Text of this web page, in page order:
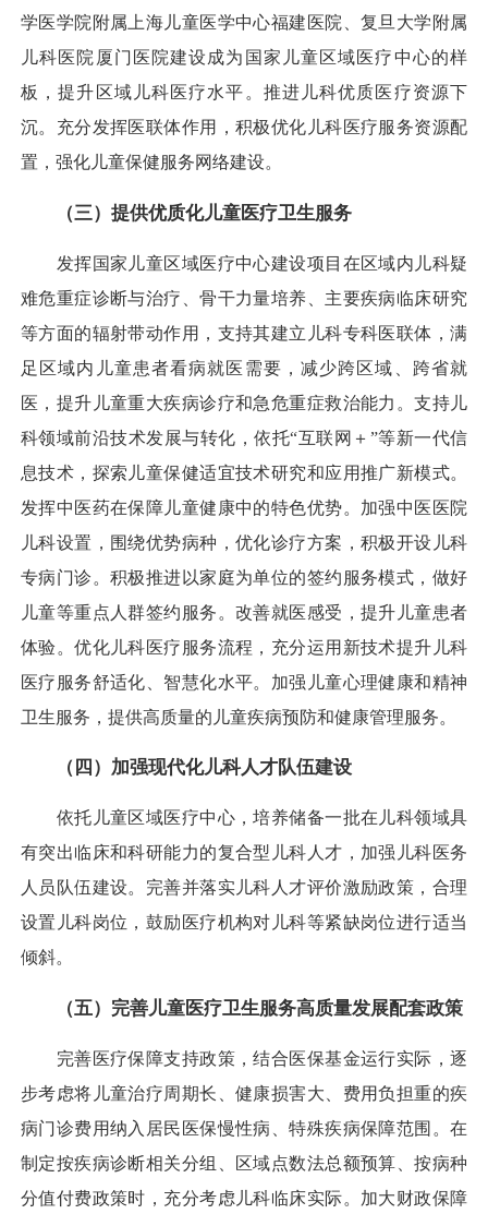
学医学院附属上海儿童医学中心福建医院、复旦大学附属
儿科医院厦门医院建设成为国家儿童区域医疗中心的样
板，提升区域儿科医疗水平。推进儿科优质医疗资源下
沉。充分发挥医联体作用，积极优化儿科医疗服务资源配
置，强化儿童保健服务网络建设。
（三）提供优质化儿童医疗卫生服务
发挥国家儿童区域医疗中心建设项目在区域内儿科疑
难危重症诊断与治疗、骨干力量培养、主要疾病临床研究
等方面的辐射带动作用，支持其建立儿科专科医联体，满
足区域内儿童患者看病就医需要，减少跨区域、跨省就
医，提升儿童重大疾病诊疗和急危重症救治能力。支持儿
科领域前沿技术发展与转化，依托“互联网＋”等新一代信
息技术，探索儿童保健适宜技术研究和应用推广新模式。
发挥中医药在保障儿童健康中的特色优势。加强中医医院
儿科设置，围绕优势病种，优化诊疗方案，积极开设儿科
专病门诊。积极推进以家庭为单位的签约服务模式，做好
儿童等重点人群签约服务。改善就医感受，提升儿童患者
体验。优化儿科医疗服务流程，充分运用新技术提升儿科
医疗服务舒适化、智慧化水平。加强儿童心理健康和精神
卫生服务，提供高质量的儿童疾病预防和健康管理服务。
（四）加强现代化儿科人才队伍建设
依托儿童区域医疗中心，培养储备一批在儿科领域具
有突出临床和科研能力的复合型儿科人才，加强儿科医务
人员队伍建设。完善并落实儿科人才评价激励政策，合理
设置儿科岗位，鼓励医疗机构对儿科等紧缺岗位进行适当
倾斜。
（五）完善儿童医疗卫生服务高质量发展配套政策
完善医疗保障支持政策，结合医保基金运行实际，逐
步考虑将儿童治疗周期长、健康损害大、费用负担重的疾
病门诊费用纳入居民医保慢性病、特殊疾病保障范围。在
制定按疾病诊断相关分组、区域点数法总额预算、按病种
分值付费政策时，充分考虑儿科临床实际。加大财政保障